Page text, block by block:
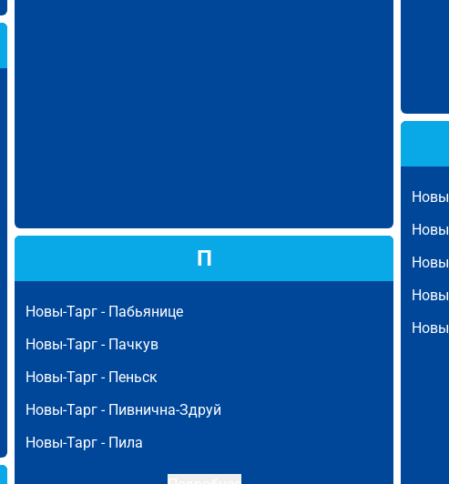
П
Новы-Тарг - Пабьянице
Новы-Тарг - Пачкув
Новы-Тарг - Пеньск
Новы-Тарг - Пивнична-Здруй
Новы-Тарг - Пила